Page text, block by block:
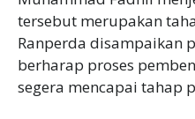
tersebut merupakan
Ranperda disampaikan
berharap proses
segera mencapai tahap